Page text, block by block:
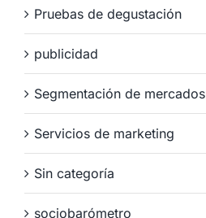
Pruebas de degustación
publicidad
Segmentación de mercados
Servicios de marketing
Sin categoría
sociobarómetro